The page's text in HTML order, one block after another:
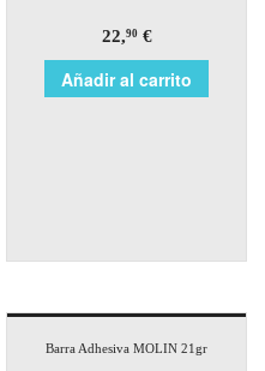
22,90€
Añadir al carrito
Barra Adhesiva MOLIN 21gr